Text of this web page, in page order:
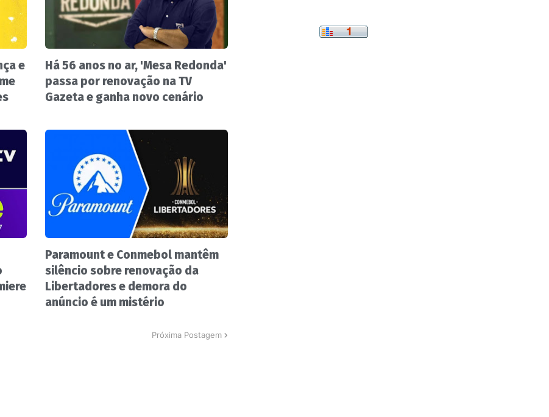
e
Há 56 anos no ar, 'Mesa Redonda'
passa por renovação na TV
Gazeta e ganha novo cenário
Paramount e Conmebol mantêm
silêncio sobre renovação da
Libertadores e demora do
anúncio é um mistério
Próxima Postagem